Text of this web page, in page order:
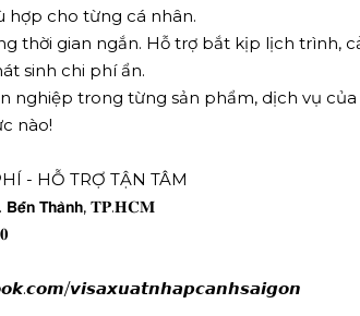
hợp cho từng cá nhân.
thời gian ngắn. Hỗ trợ bắt kịp lịch trình,
sinh chi phí ẩn.
nghiệp trong từng sản phẩm, dịch vụ
nào!
- HỖ TRỢ TẬN TÂM
𝗕𝗲̂́𝗻 𝗧𝗵𝗮̀𝗻𝗵, 𝐓𝐏.𝐇𝐂𝐌
𝙫𝙞𝙨𝙖𝙭𝙪𝙖𝙩𝙣𝙝𝙖𝙥𝙘𝙖𝙣𝙝𝙨𝙖𝙞𝙜𝙤𝙣